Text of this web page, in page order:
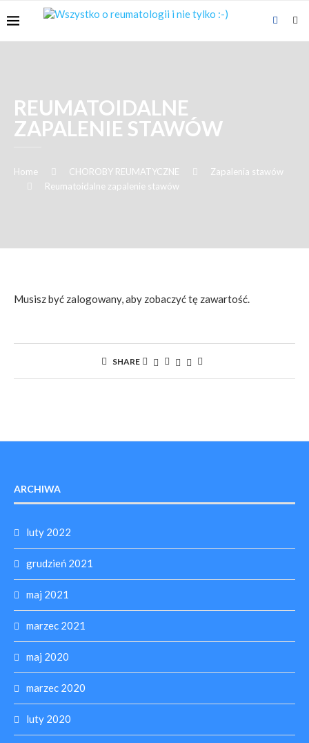
REUMATOIDALNE
ZAPALENIE STAWÓW
Home CHOROBY REUMATYCZNE
Zapalenia stawów
Reumatoidalne zapalenie stawów
Musisz być zalogowany, aby zobaczyć tę zawartość.
SHARE
ARCHIWA
luty 2022
grudzień 2021
maj 2021
marzec 2021
maj 2020
marzec 2020
luty 2020